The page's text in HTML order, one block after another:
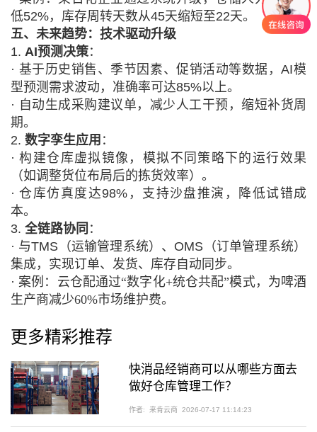
低52%，库存周转天数从45天缩短至22天。
五、未来趋势：技术驱动升级
1. AI预测决策：
· 基于历史销售、季节因素、促销活动等数据，AI模
型预测需求波动，准确率可达85%以上。
· 自动生成采购建议单，减少人工干预，缩短补货周
期。
2. 数字孪生应用 ：
·构建仓库虚拟镜像，模拟不同策略下的运行效果
（如调整货位布局后的拣货效率）。
·仓库仿真度达98%，支持沙盘推演，降低试错成
本。
3. 全链路协同 ：
· 与TMS（运输管理系统）、OMS（订单管理系统）
集成，实现订单、发货、库存自动同步。
· 案例：云仓配通过“数字化+统仓共配”模式，为啤酒
生产商减少60%市场维护费。
更多精彩推荐
快消品经销商可以从哪些方面去
做好仓库管理工作？
作者: 来肯云商 2026-07-17 11:14:23